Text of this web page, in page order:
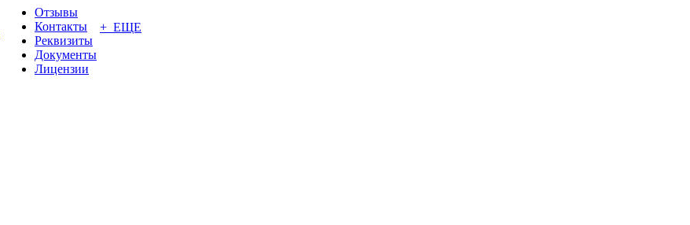
Отзывы
Контакты
Реквизиты
Документы
Лицензии
+ ЕЩЕ